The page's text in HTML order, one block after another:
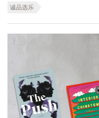
诚品选乐